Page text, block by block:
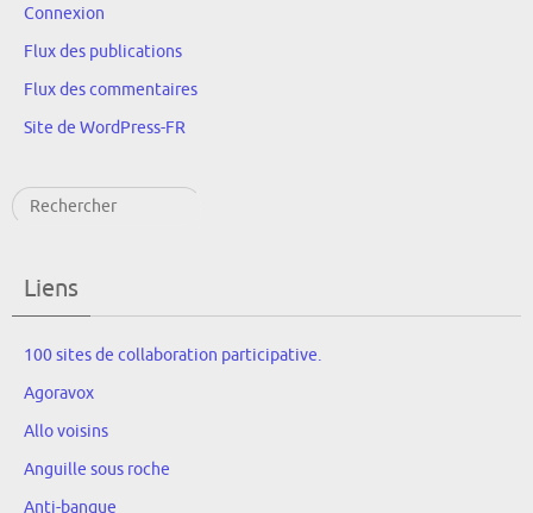
Connexion
Flux des publications
Flux des commentaires
Site de WordPress-FR
Rechercher
Liens
100 sites de collaboration participative.
Agoravox
Allo voisins
Anguille sous roche
Anti-banque